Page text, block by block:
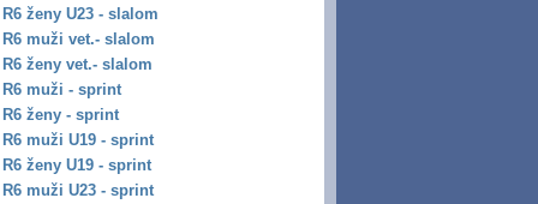
R6 ženy U23 - slalom
R6 muži vet.- slalom
R6 ženy vet.- slalom
R6 muži - sprint
R6 ženy - sprint
R6 muži U19 - sprint
R6 ženy U19 - sprint
R6 muži U23 - sprint